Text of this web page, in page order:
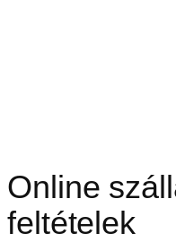
Online
feltételek